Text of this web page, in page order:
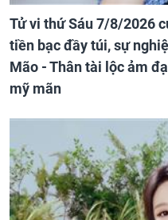
Tử vi thứ Sáu 7/8/2026
tiền bạc đầy túi, sự
Mão - Thân tài lộc ảm
mỹ mãn